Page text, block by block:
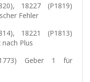
18227 (P1819)
Fehler
18221 (P1813)
Plus
Geber 1 für